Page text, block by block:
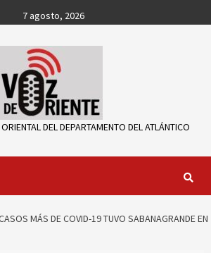
7 agosto, 2026
DEL DEPARTAMENTO DEL ATLÁNTICO
MÁS DE COVID-19 TUVO SABANAGRANDE EN